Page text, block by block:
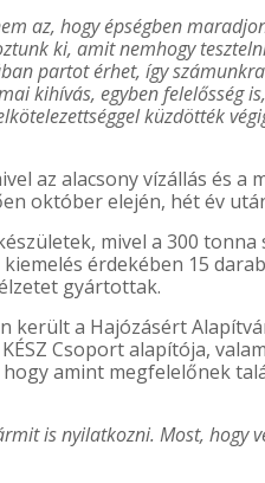
az, hogy épségben
ki, amit nemhogy
partot érhet, így
kihívás, egyben felelősség
küzdötték
az alacsony vízállás és
október elején, hét év
mivel a 300
érdekében 15
gyártottak.
került a Hajózásért
Csoport alapítója,
amint megfelelőnek
is nyilatkozni. Most,